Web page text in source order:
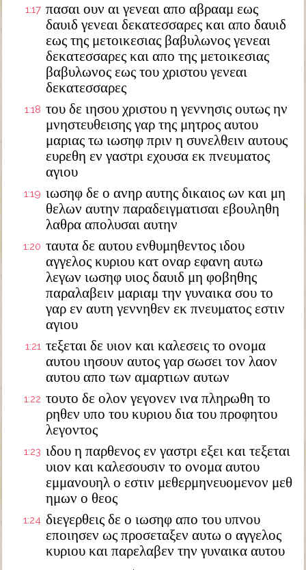
1:17 πασαι ουν αι γενεαι απο αβρααμ εως
δαυιδ γενεαι δεκατεσσαρες και απο δαυιδ
εως της μετοικεσιας βαβυλωνος γενεαι
δεκατεσσαρες και απο της μετοικεσιας
βαβυλωνος εως του χριστου γενεαι
δεκατεσσαρες
1:18 του δε ιησου χριστου η γεννησις ουτως ην
μνηστευθεισης γαρ της μητρος αυτου
μαριας τω ιωσηφ πριν η συνελθειν αυτους
ευρεθη εν γαστρι εχουσα εκ πνευματος
αγιου
1:19 ιωσηφ δε ο ανηρ αυτης δικαιος ων και μη
θελων αυτην παραδειγματισαι εβουληθη
λαθρα απολυσαι αυτην
1:20 ταυτα δε αυτου ενθυμηθεντος ιδου
αγγελος κυριου κατ οναρ εφανη αυτω
λεγων ιωσηφ υιος δαυιδ μη φοβηθης
παραλαβειν μαριαμ την γυναικα σου το
γαρ εν αυτη γεννηθεν εκ πνευματος εστιν
αγιου
1:21 τεξεται δε υιον και καλεσεις το ονομα
αυτου ιησουν αυτος γαρ σωσει τον λαον
αυτου απο των αμαρτιων αυτων
1:22 τουτο δε ολον γεγονεν ινα πληρωθη το
ρηθεν υπο του κυριου δια του προφητου
λεγοντος
1:23 ιδου η παρθενος εν γαστρι εξει και τεξεται
υιον και καλεσουσιν το ονομα αυτου
εμμανουηλ ο εστιν μεθερμηνευομενον μεθ
ημων ο θεος
1:24 διεγερθεις δε ο ιωσηφ απο του υπνου
εποιησεν ως προσεταξεν αυτω ο αγγελος
κυριου και παρελαβεν την γυναικα αυτου